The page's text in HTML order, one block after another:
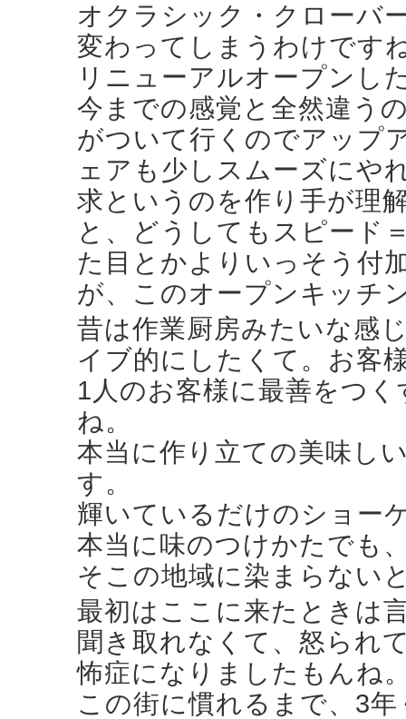
オクラシック・クローバ
変わってしまうわけです
リニューアルオープンし
今までの感覚と全然違う
がついて行くのでアップ
ェアも少しスムーズにや
求というのを作り手が理
と、どうしてもスピード
た目とかよりいっそう付
が、このオープンキッチ
昔は作業厨房みたいな感
イブ的にしたくて。お客
1人のお客様に最善をつ
ね。
本当に作り立ての美味し
す。
輝いているだけのショー
本当に味のつけかたでも
そこの地域に染まらない
最初はここに来たときは
聞き取れなくて、怒られ
怖症になりましたもんね
この街に慣れるまで、3